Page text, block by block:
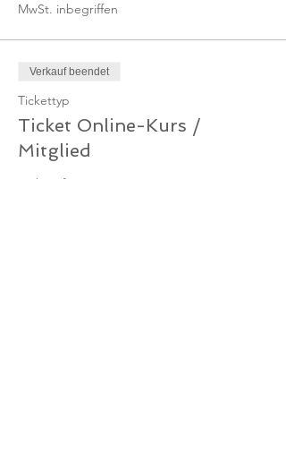
MwSt. inbegriffen
Verkauf beendet
Tickettyp
Ticket Online-Kurs /
Mitglied
Mehr Infos